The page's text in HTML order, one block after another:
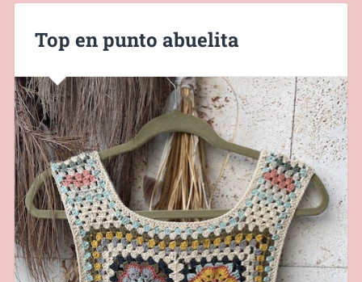
Top en punto abuelita